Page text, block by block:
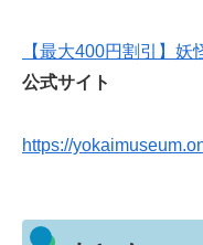
【最大400円割引】
公式サイト
https://